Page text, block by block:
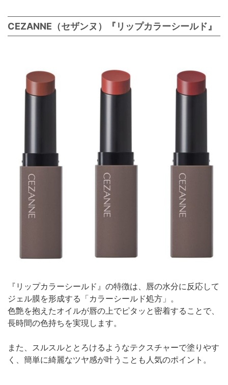
CEZANNE（セザンヌ）『リップカラーシールド』
『リップカラーシールド』の特徴は、唇の水分に反応して
ジェル膜を形成する「カラーシールド処方」。
色艶を抱えたオイルが唇の上でピタッと密着することで、
長時間の色持ちを実現します。
また、スルスルととろけるようなテクスチャーで塗りやす
く、簡単に綺麗なツヤ感が叶うことも人気のポイント。